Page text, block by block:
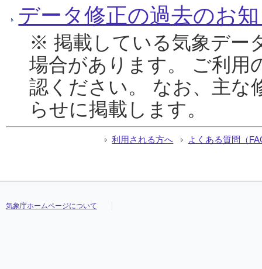
データ修正の過去のお
※ 掲載している気象デー
場合があります。 ご利用
認ください。 なお、主な
らせに掲載します。
利用される方へ よくある質問（
気象庁ホームページについて